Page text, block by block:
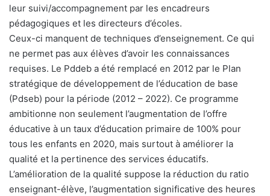
leur suivi/accompagnement par les encadreurs
pédagogiques et les directeurs d’écoles.
Ceux-ci manquent de techniques d’enseignement. Ce qui
ne permet pas aux élèves d’avoir les connaissances
requises. Le Pddeb a été remplacé en 2012 par le Plan
stratégique de développement de l’éducation de base
(Pdseb) pour la période (2012 – 2022). Ce programme
ambitionne non seulement l’augmentation de l’offre
éducative à un taux d’éducation primaire de 100% pour
tous les enfants en 2020, mais surtout à améliorer la
qualité et la pertinence des services éducatifs.
L’amélioration de la qualité suppose la réduction du ratio
enseignant-élève, l’augmentation significative des heures